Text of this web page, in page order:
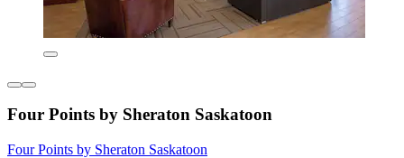
Four Points by Sheraton Saskatoon
Four Points by Sheraton Saskatoon